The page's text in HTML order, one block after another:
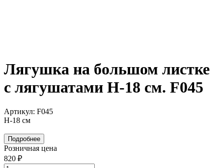
Лягушка на большом листке
с лягушатами Н-18 см. F045
Артикул: F045
Н-18 см
Подробнее
Розничная цена
820 ₽